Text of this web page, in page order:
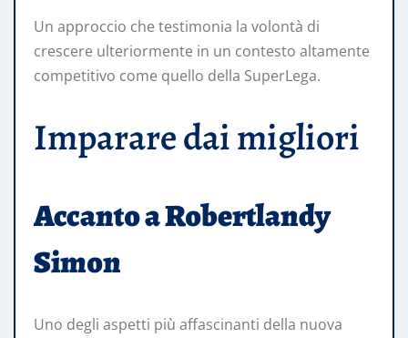
Un approccio che testimonia la volontà di
crescere ulteriormente in un contesto altamente
competitivo come quello della SuperLega.
Imparare dai migliori
Accanto a Robertlandy
Simon
Uno degli aspetti più affascinanti della nuova